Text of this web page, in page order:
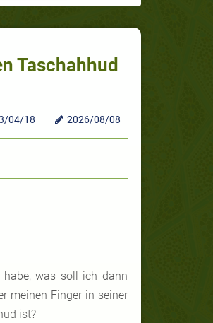
Taschahhud
04/18 2026/08/08
habe, was soll ich dann
meinen Finger in seiner
ist?